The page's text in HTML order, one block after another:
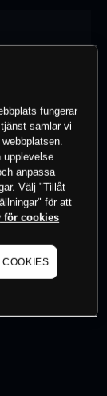
i detta
fungerar
samlar vi
upplevelse
anpassa
Välj "Tillåt
för att
för cookies